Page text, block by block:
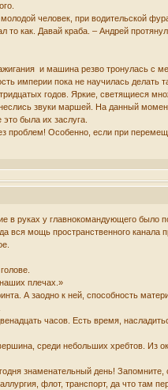
человек, при водительской
как. Давай краба. – Андрей
и машина резво тронулась с
империи пока не научилась делать
годов. Яркие, светящиеся
звуки маршей. На данный
была их заслуга.
проблем! Особенно, если при
в руках у главнокомандующего было
вся мощь пространственного
плечах.»
А заодно к ней, способность
часов. Есть время,
среди небольших хребтов.
знаменательный день!
флот, транспорт, да что там